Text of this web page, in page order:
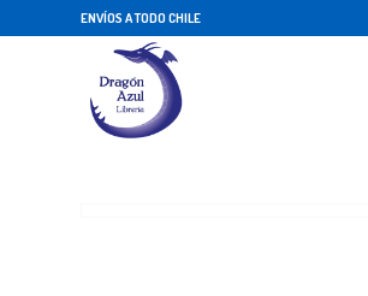
ENVÍOS A TODO CHILE